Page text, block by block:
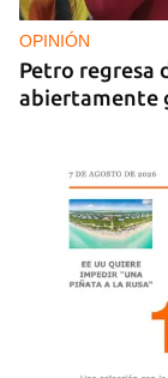
tiene una alta
OPINIÓN
Petro regresa
abiertamente